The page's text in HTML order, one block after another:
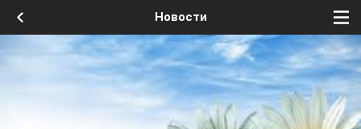
Новости